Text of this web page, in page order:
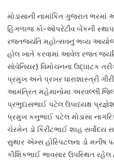
મોડાસાની નામાંકિત ગુજરાત
હિંગળાજ કો-ઓપરેટીવ બેંકની
રજતજયંતિ મહોત્સવનું ભવ્ય
હોલ ખાતે કરવામાં આવેલ રજત
સોવેનિયર) વિમોચનના ઉદ્ઘાટક
પ્રમુખ અને પ્રખર ધારાશાસ્ત્રી
આમંત્રિત મહેમાનોમા અરવલ્લી
પ્રભુદાસભાઈ પટેલ ઉપાધ્યક્ષ
પ્રમુખ કનુભાઈ પટેલ મોડાસા
ચેરમેન ડો કિરીટભાઈ શાહ સર્વોદય
સુથાર એમ્સ હોસ્પિટલના ડો મનીષ
કૌશિકભાઈ ભાવસાર ઉપસ્થિત રહેલ